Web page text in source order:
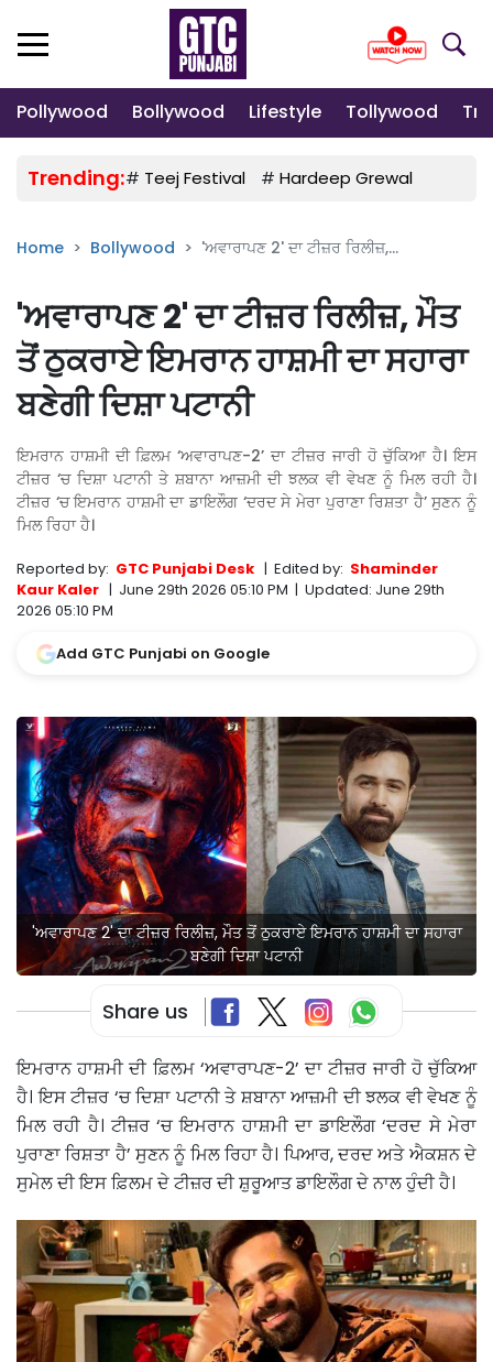
Pollywood Bollywood Lifestyle Tollywood
Trending:# Teej Festival # Hardeep Grewal
Home Bollywood 'ਅਵਾਰਾਪਣ 2' ਦਾ ਟੀਜ਼ਰ ਰਿਲੀਜ਼,...
'ਅਵਾਰਾਪਣ 2' ਦਾ ਟੀਜ਼ਰ ਰਿਲੀਜ਼, ਮੌਤ
ਤੋਂ ਠੁਕਰਾਏ ਇਮਰਾਨ ਹਾਸ਼ਮੀ ਦਾ ਸਹਾਰਾ
ਬਣੇਗੀ ਦਿਸ਼ਾ ਪਟਾਨੀ
ਇਮਰਾਨ ਹਾਸ਼ਮੀ ਦੀ ਫ਼ਿਲਮ ‘ਅਵਾਰਾਪਣ-2’ ਦਾ ਟੀਜ਼ਰ ਜਾਰੀ ਹੋ ਚੁੱਕਿਆ ਹੈ। ਇਸ
ਟੀਜ਼ਰ ‘ਚ ਦਿਸ਼ਾ ਪਟਾਨੀ ਤੇ ਸ਼ਬਾਨਾ ਆਜ਼ਮੀ ਦੀ ਝਲਕ ਵੀ ਵੇਖਣ ਨੂੰ ਮਿਲ ਰਹੀ ਹੈ।
ਟੀਜ਼ਰ ‘ਚ ਇਮਰਾਨ ਹਾਸ਼ਮੀ ਦਾ ਡਾਇਲੌਗ ‘ਦਰਦ ਸੇ ਮੇਰਾ ਪੁਰਾਣਾ ਰਿਸ਼ਤਾ ਹੈ’ ਸੁਣਨ ਨੂੰ
ਮਿਲ ਰਿਹਾ ਹੈ।
Reported by: GTC Punjabi Desk | Edited by: Shaminder
Kaur Kaler | June 29th 2026 05:10 PM | Updated: June 29th
2026 05:10 PM
Add GTC Punjabi on Google
'ਅਵਾਰਾਪਣ 2' ਦਾ ਟੀਜ਼ਰ ਰਿਲੀਜ਼, ਮੌਤ ਤੋਂ ਠੁਕਰਾਏ ਇਮਰਾਨ ਹਾਸ਼ਮੀ ਦਾ ਸਹਾਰਾ
ਬਣੇਗੀ ਦਿਸ਼ਾ ਪਟਾਨੀ
Share us
ਇਮਰਾਨ ਹਾਸ਼ਮੀ ਦੀ ਫ਼ਿਲਮ ‘ਅਵਾਰਾਪਣ-2’ ਦਾ ਟੀਜ਼ਰ ਜਾਰੀ ਹੋ ਚੁੱਕਿਆ
ਹੈ। ਇਸ ਟੀਜ਼ਰ ‘ਚ ਦਿਸ਼ਾ ਪਟਾਨੀ ਤੇ ਸ਼ਬਾਨਾ ਆਜ਼ਮੀ ਦੀ ਝਲਕ ਵੀ ਵੇਖਣ ਨੂੰ
ਮਿਲ ਰਹੀ ਹੈ। ਟੀਜ਼ਰ ‘ਚ ਇਮਰਾਨ ਹਾਸ਼ਮੀ ਦਾ ਡਾਇਲੌਗ ‘ਦਰਦ ਸੇ ਮੇਰਾ
ਪੁਰਾਣਾ ਰਿਸ਼ਤਾ ਹੈ’ ਸੁਣਨ ਨੂੰ ਮਿਲ ਰਿਹਾ ਹੈ। ਪਿਆਰ, ਦਰਦ ਅਤੇ ਐਕਸ਼ਨ ਦੇ
ਸੁਮੇਲ ਦੀ ਇਸ ਫ਼ਿਲਮ ਦੇ ਟੀਜ਼ਰ ਦੀ ਸ਼ੁਰੂਆਤ ਡਾਇਲੌਗ ਦੇ ਨਾਲ ਹੁੰਦੀ ਹੈ।